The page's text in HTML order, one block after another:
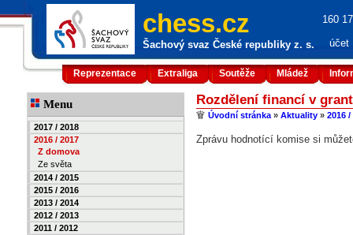
chess.cz
Šachový svaz České republiky z. s.
160
účet
Reprezentace Extraliga Soutěže Mládež
Menu
2017 / 2018
2016 / 2017
Z domova
Ze světa
2014 / 2015
2015 / 2016
2013 / 2014
2012 / 2013
2011 / 2012
Rozdělení financí v
Úvodní stránka » Aktuality » 2016 /
Zprávu hodnotící komise si